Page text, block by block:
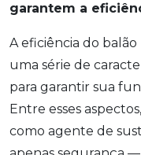
garantem a
A eficiência do
uma série de
para garantir sua
Entre esses
como agente de